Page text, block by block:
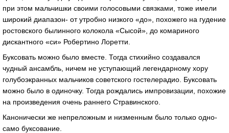
при этом мальчишки своими голосовыми связками, тоже имели
широкий диапазон- от утробно низкого «до», похожего на гудение
ростовского былинного колокола «Сысой», до комариного
дискантного «си» Робертино Лоретти.
Буксовать можно было вместе. Тогда стихийно создавался
чудный ансамбль, ничем не уступающий легендарному хору
голубоэкранных мальчиков советского гостелерадио. Буксовать
можно было в одиночку. Тогда рождались импровизации, похожие
на произведения очень раннего Стравинского.
Канонически же непреложным и низменным было только одно-
само буксование.